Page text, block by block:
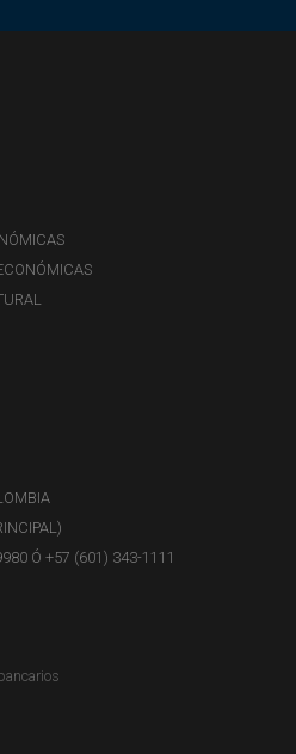
Ó +57 (601) 343-1111